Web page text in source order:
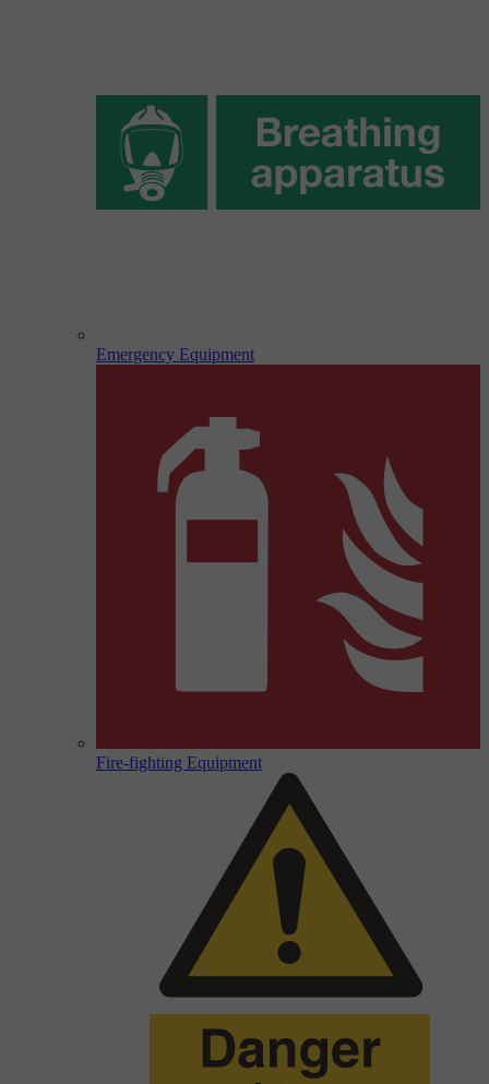
Emergency Equipment
Fire-fighting Equipment